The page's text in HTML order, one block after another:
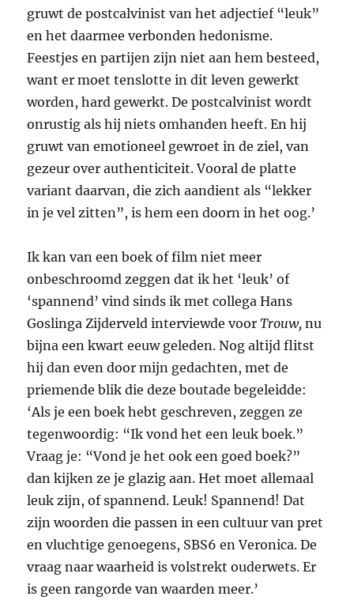
gruwt de postcalvinist van het adjectief “leuk”
en het daarmee verbonden hedonisme.
Feestjes en partijen zijn niet aan hem besteed,
want er moet tenslotte in dit leven gewerkt
worden, hard gewerkt. De postcalvinist wordt
onrustig als hij niets omhanden heeft. En hij
gruwt van emotioneel gewroet in de ziel, van
gezeur over authenticiteit. Vooral de platte
variant daarvan, die zich aandient als “lekker
in je vel zitten”, is hem een doorn in het oog.’
Ik kan van een boek of film niet meer
onbeschroomd zeggen dat ik het ‘leuk’ of
‘spannend’ vind sinds ik met collega Hans
Goslinga Zijderveld interviewde voorTrouw, nu
bijna een kwart eeuw geleden. Nog altijd flitst
hij dan even door mijn gedachten, met de
priemende blik die deze boutade begeleidde:
‘Als je een boek hebt geschreven, zeggen ze
tegenwoordig: “Ik vond het een leuk boek.”
Vraag je: “Vond je het ook een goed boek?”
dan kijken ze je glazig aan. Het moet allemaal
leuk zijn, of spannend. Leuk! Spannend! Dat
zijn woorden die passen in een cultuur van pret
en vluchtige genoegens, SBS6 en Veronica. De
vraag naar waarheid is volstrekt ouderwets. Er
is geen rangorde van waarden meer.’